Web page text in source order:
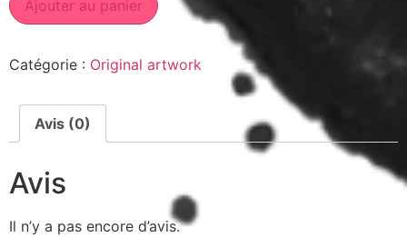
Ajouter au panier
Catégorie : Original artwork
Avis (0)
Avis
Il n’y a pas encore d’avis.